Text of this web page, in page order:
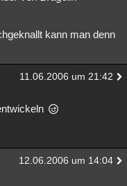
kann man denn
11.06.2006 um 21:42
12.06.2006 um 14:04